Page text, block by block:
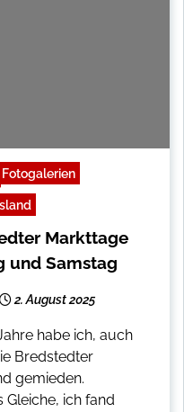
Fotogalerien
Markttage
und Samstag
2. August 2025
habe ich, auch
Bredstedter
gemieden.
ich fand